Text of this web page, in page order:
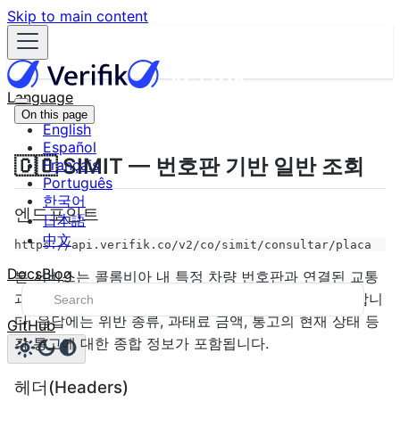
Skip to main content
Language
English
Español
Français
Português
한국어
日本語
中文
DocsBlog
GitHub
On this page
🇨🇴 SIMIT — 번호판 기반 일반 조회
엔드포인트
https://api.verifik.co/v2/co/simit/consultar/placa
본 서비스는 콜롬비아 내 특정 차량 번호판과 연결된 교통
과태료 및 통고에 대한 상세 정보를 조회할 수 있도록 합니
다. 응답에는 위반 종류, 과태료 금액, 통고의 현재 상태 등
각 통고에 대한 종합 정보가 포함됩니다.
헤더(Headers)